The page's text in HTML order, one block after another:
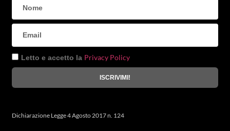
Letto e accetto la Privacy Policy
ISCRIVIMI!
Dichiarazione Legge 4 Agosto 2017 n. 124